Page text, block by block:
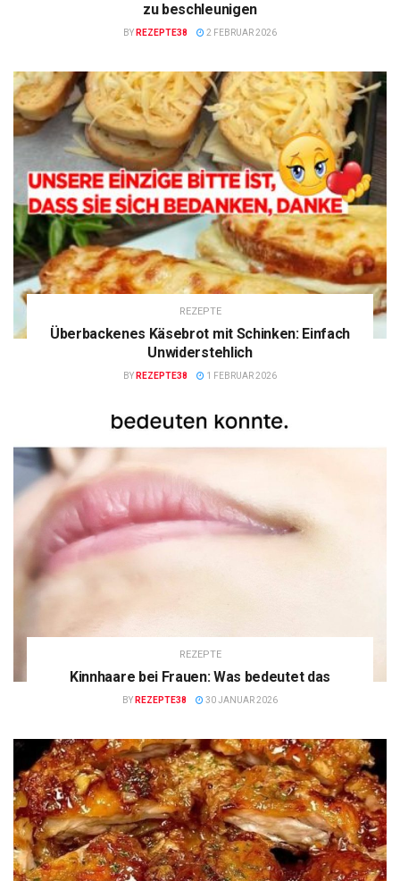
zu beschleunigen
BY REZEPTE38 2 FEBRUAR 2026
REZEPTE
Überbackenes Käsebrot mit Schinken: Einfach
Unwiderstehlich
BY REZEPTE38 1 FEBRUAR 2026
REZEPTE
Kinnhaare bei Frauen: Was bedeutet das
BY REZEPTE38 30 JANUAR 2026